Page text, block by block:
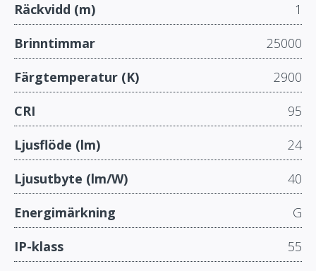
Räckvidd (m)
1
Brinntimmar
25000
Färgtemperatur (K)
2900
CRI
95
Ljusflöde (lm)
24
Ljusutbyte (lm/W)
40
Energimärkning
G
IP-klass
55